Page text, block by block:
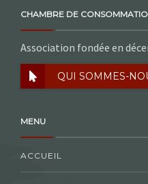
CHAMBRE DE
Association fondée en
QUI SOMMES-
MENU
ACCUEIL